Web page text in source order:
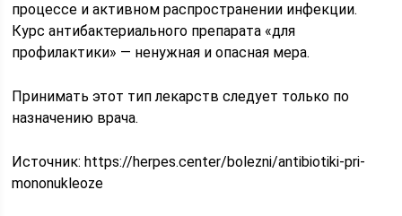
процессе и активном распространении инфекции.
Курс антибактериального препарата «для
профилактики» — ненужная и опасная мера.
Принимать этот тип лекарств следует только по
назначению врача.
Источник:https://herpes.center/bolezni/antibiotiki-pri-
mononukleoze